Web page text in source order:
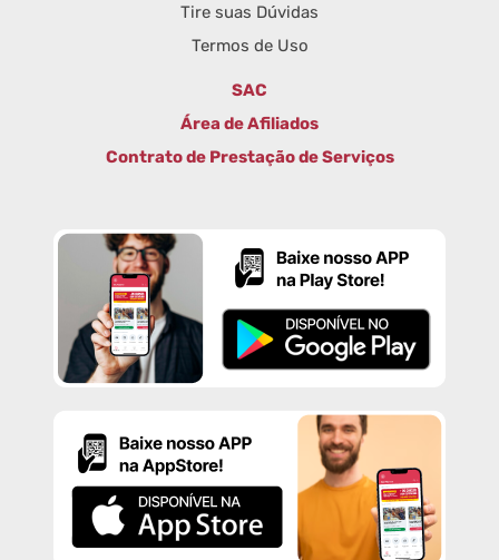
Tire suas Dúvidas
Termos de Uso
SAC
Área de Afiliados
Contrato de Prestação de Serviços